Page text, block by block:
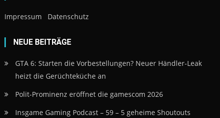
Impressum Datenschutz
NEUE BEITRÄGE
GTA 6: Starten die Vorbestellungen? Neuer Händler-Leak
heizt die Gerüchteküche an
Polit-Prominenz eröffnet die gamescom 2026
Insgame Gaming Podcast – 59 – 5 geheime Shoutouts